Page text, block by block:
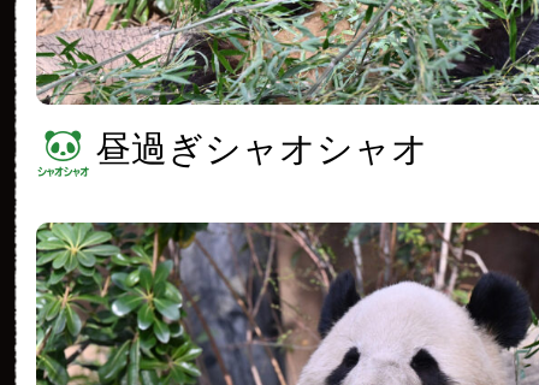
昼過ぎシャオシャオ